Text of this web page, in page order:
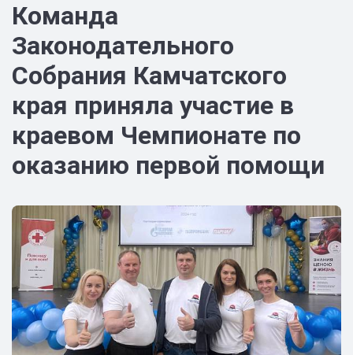
Команда
Законодательного
Собрания Камчатского
края приняла участие в
краевом Чемпионате по
оказанию первой помощи